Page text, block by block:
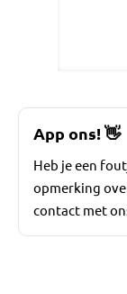
App ons!👋
Heb je een
opmerking
contact met